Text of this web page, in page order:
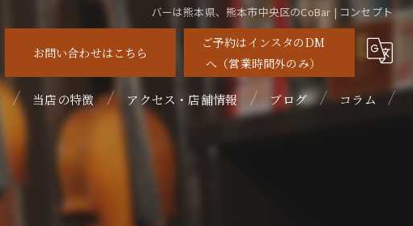
バーは熊本県、熊本市中央区のCoBar | コンセプト
お問い合わせはこちら
ご予約はインスタのDM
へ（営業時間外のみ）
当店の特徴 アクセス・店舗情報 ブログ コラム